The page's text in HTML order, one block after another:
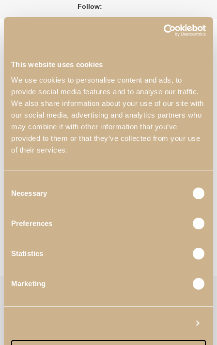
This website uses cookies
We use cookies to personalise content and ads, to
provide social media features and to analyse our traffic.
We also share information about your use of our site with
our social media, advertising and analytics partners who
may combine it with other information that you’ve
provided to them or that they’ve collected from your use
of their services.
Selection
Necessary
Preferences
Statistics
Marketing
Follow:
Espejo Grande Enzo Aparador Enzo de 4